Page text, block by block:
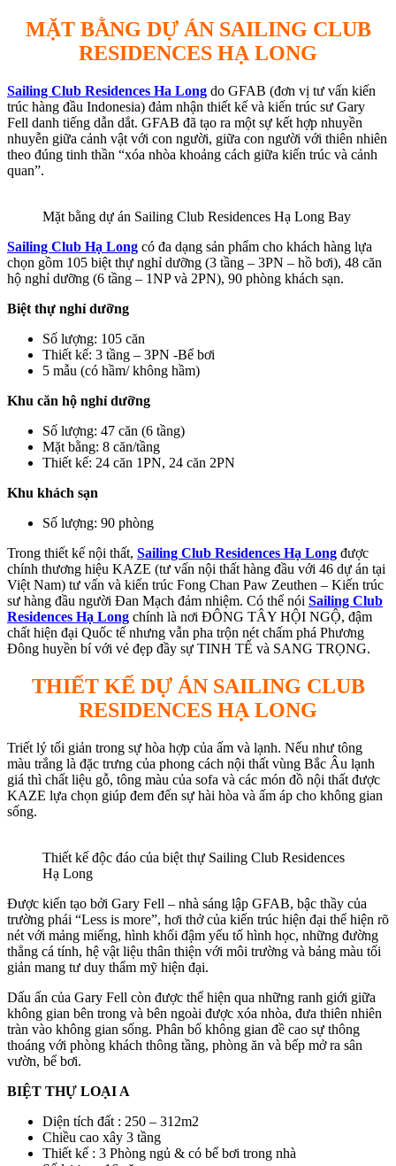
MẶT BẰNG DỰ ÁN SAILING CLUB
RESIDENCES HẠ LONG
Sailing Club Residences Ha Long do GFAB (đơn vị tư vấn kiến
trúc hàng đầu Indonesia) đảm nhận thiết kế và kiến trúc sư Gary
Fell danh tiếng dẫn dắt. GFAB đã tạo ra một sự kết hợp nhuyền
nhuyễn giữa cảnh vật với con người, giữa con người với thiên nhiên
theo đúng tinh thần “xóa nhòa khoảng cách giữa kiến trúc và cảnh
quan”.
Mặt bằng dự án Sailing Club Residences Hạ Long Bay
Sailing Club Hạ Long có đa dạng sản phẩm cho khách hàng lựa
chọn gồm 105 biệt thự nghỉ dưỡng (3 tầng – 3PN – hồ bơi), 48 căn
hộ nghỉ dưỡng (6 tầng – 1NP và 2PN), 90 phòng khách sạn.
Biệt thự nghỉ dưỡng
Số lượng: 105 căn
Thiết kế: 3 tầng – 3PN -Bể bơi
5 mẫu (có hầm/ không hầm)
Khu căn hộ nghỉ dưỡng
Số lượng: 47 căn (6 tầng)
Mặt bằng: 8 căn/tầng
Thiết kế: 24 căn 1PN, 24 căn 2PN
Khu khách sạn
Số lượng: 90 phòng
Trong thiết kế nội thất, Sailing Club Residences Hạ Long được
chính thương hiệu KAZE (tư vấn nội thất hàng đầu với 46 dự án tại
Việt Nam) tư vấn và kiến trúc Fong Chan Paw Zeuthen – Kiến trúc
sư hàng đầu người Đan Mạch đảm nhiệm. Có thể nói Sailing Club
Residences Hạ Long chính là nơi ĐÔNG TÂY HỘI NGỘ, đậm
chất hiện đại Quốc tế nhưng vẫn pha trộn nét chấm phá Phương
Đông huyền bí với vẻ đẹp đầy sự TINH TẾ và SANG TRỌNG.
THIẾT KẾ DỰ ÁN SAILING CLUB
RESIDENCES HẠ LONG
Triết lý tối giản trong sự hòa hợp của ấm và lạnh. Nếu như tông
màu trắng là đặc trưng của phong cách nội thất vùng Bắc Âu lạnh
giá thì chất liệu gỗ, tông màu của sofa và các món đồ nội thất được
KAZE lựa chọn giúp đem đến sự hài hòa và ấm áp cho không gian
sống.
Thiết kế độc đáo của biệt thự Sailing Club Residences
Hạ Long
Được kiến tạo bởi Gary Fell – nhà sáng lập GFAB, bậc thầy của
trường phái “Less is more”, hơi thở của kiến trúc hiện đại thể hiện rõ
nét với mảng miếng, hình khối đậm yếu tố hình học, những đường
thẳng cá tính, hệ vật liệu thân thiện với môi trường và bảng màu tối
giản mang tư duy thẩm mỹ hiện đại.
Dấu ấn của Gary Fell còn được thể hiện qua những ranh giới giữa
không gian bên trong và bên ngoài được xóa nhòa, đưa thiên nhiên
tràn vào không gian sống. Phân bố không gian đề cao sự thông
thoáng với phòng khách thông tầng, phòng ăn và bếp mở ra sân
vườn, bể bơi.
BIỆT THỰ LOẠI A
Diện tích đất : 250 – 312m2
Chiều cao xây 3 tầng
Thiết kế : 3 Phòng ngủ & có bể bơi trong nhà